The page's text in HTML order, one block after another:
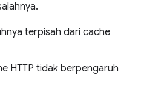
terpisah dari cache
HTTP tidak berpengaruh